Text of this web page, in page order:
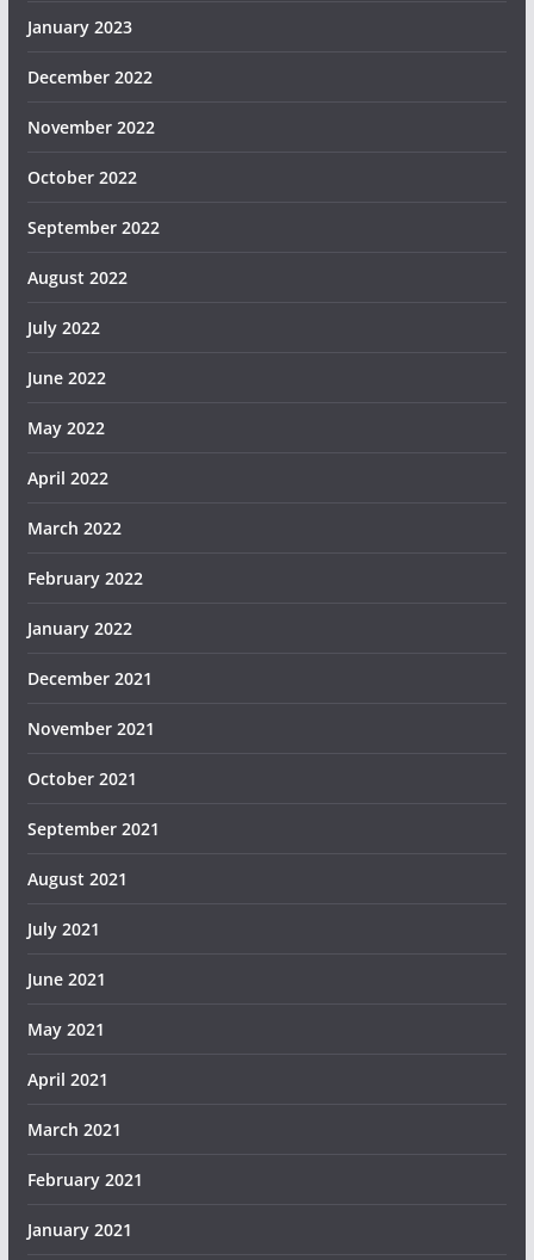
January 2023
December 2022
November 2022
October 2022
September 2022
August 2022
July 2022
June 2022
May 2022
April 2022
March 2022
February 2022
January 2022
December 2021
November 2021
October 2021
September 2021
August 2021
July 2021
June 2021
May 2021
April 2021
March 2021
February 2021
January 2021